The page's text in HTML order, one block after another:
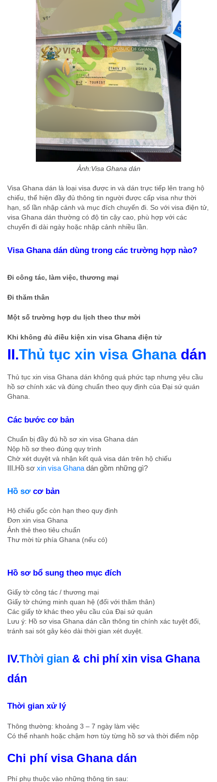
Ảnh:Visa Ghana dán
Visa Ghana dán là loại visa được in và dán trực tiếp lên trang hộ
chiếu, thể hiện đầy đủ thông tin người được cấp visa như thời
hạn, số lần nhập cảnh và mục đích chuyến đi. So với visa điện tử,
visa Ghana dán thường có độ tin cậy cao, phù hợp với các
chuyến đi dài ngày hoặc nhập cảnh nhiều lần.
Visa Ghana dán dùng trong các trường hợp nào?
Đi công tác, làm việc, thương mại
Đi thăm thân
Một số trường hợp du lịch theo thư mời
Khi không đủ điều kiện xin visa Ghana điện tử
II.Thủ tục xin visa Ghana dán
Thủ tục xin visa Ghana dán không quá phức tạp nhưng yêu cầu
hồ sơ chính xác và đúng chuẩn theo quy định của Đại sứ quán
Ghana.
Các bước cơ bản
Chuẩn bị đầy đủ hồ sơ xin visa Ghana dán
Nộp hồ sơ theo đúng quy trình
Chờ xét duyệt và nhận kết quả visa dán trên hộ chiếu
III.Hồ sơ xin visa Ghana dán gồm những gì?
Hồ sơcơ bản
Hộ chiếu gốc còn hạn theo quy định
Đơn xin visa Ghana
Ảnh thẻ theo tiêu chuẩn
Thư mời từ phía Ghana (nếu có)
Hồ sơ bổ sung theo mục đích
Giấy tờ công tác / thương mại
Giấy tờ chứng minh quan hệ (đối với thăm thân)
Các giấy tờ khác theo yêu cầu của Đại sứ quán
Lưu ý: Hồ sơ visa Ghana dán cần thông tin chính xác tuyệt đối,
tránh sai sót gây kéo dài thời gian xét duyệt.
IV.Thời gian & chi phí xin visa Ghana
dán
Thời gian xử lý
Thông thường: khoảng 3 – 7 ngày làm việc
Có thể nhanh hoặc chậm hơn tùy từng hồ sơ và thời điểm nộp
Chi phí visa Ghana dán
Phí phụ thuộc vào những thông tin sau: